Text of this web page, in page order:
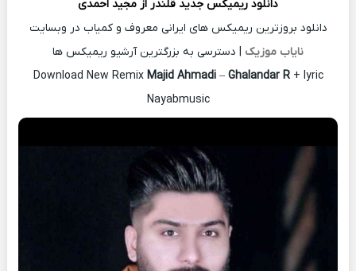
دانلود ریمیکس جدید قلندر از مجید احمدی
دانلود بروزترین ریمیکس های ایرانی معروف و کمیاب در وبسایت
نایاب موزیک | دسترسی به بزرگترین آرشیو ریمیکس ها
Download New Remix Majid Ahmadi– Ghalandar R+ lyric
Nayabmusic